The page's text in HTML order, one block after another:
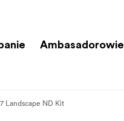
Ambasadorowie
Landscape ND Kit